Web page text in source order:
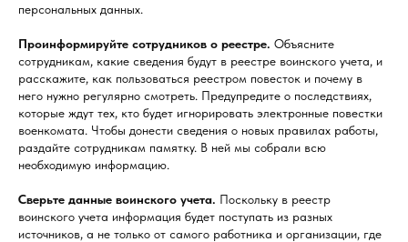
персональных данных.
Проинформируйте сотрудников о реестре. Объясните
сотрудникам, какие сведения будут в реестре воинского учета, и
расскажите, как пользоваться реестром повесток и почему в
него нужно регулярно смотреть. Предупредите о последствиях,
которые ждут тех, кто будет игнорировать электронные повестки
военкомата. Чтобы донести сведения о новых правилах работы,
раздайте сотрудникам памятку. В ней мы собрали всю
необходимую информацию.
Сверьте данные воинского учета. Поскольку в реестр
воинского учета информация будет поступать из разных
источников, а не только от самого работника и организации, где